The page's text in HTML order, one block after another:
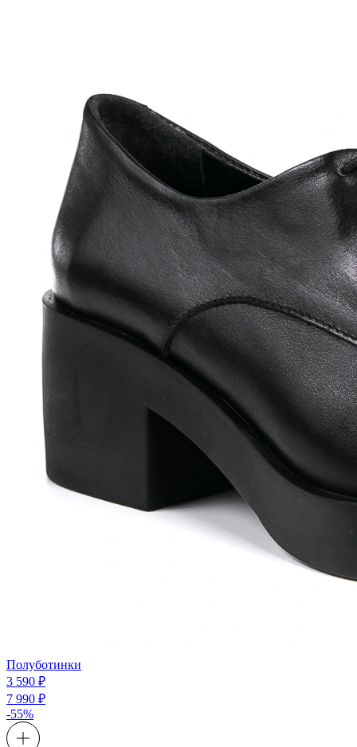
Полуботинки
3 590 ₽
7 990 ₽
-55%